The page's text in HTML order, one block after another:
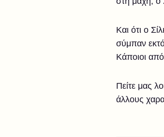
Και ότι ο
σύμπαν
Κάποιοι
Πείτε μας
άλλους